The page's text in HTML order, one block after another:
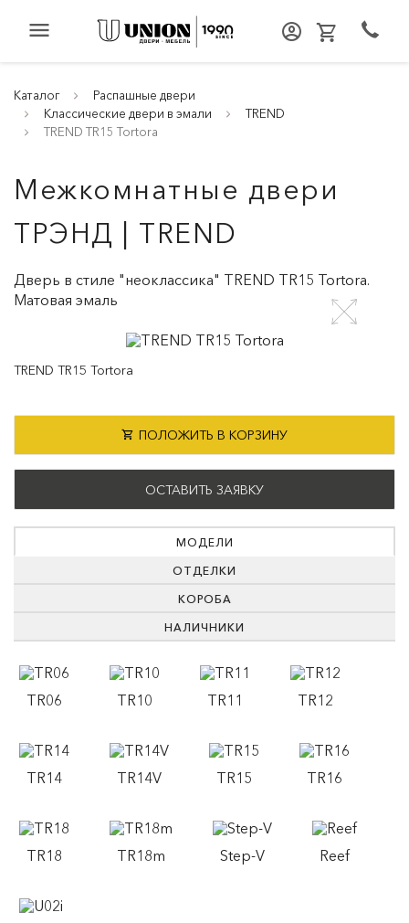
menu
Каталог
Распашные двери
Классические двери в эмали
TREND
TREND TR15 Tortora
Межкомнатные двери
ТРЭНД | TREND
Дверь в стиле "неоклассика" TREND TR15 Tortora.
Матовая эмаль
TREND TR15 Tortora
ПОЛОЖИТЬ В КОРЗИНУ
ОСТАВИТЬ ЗАЯВКУ
МОДЕЛИ
ОТДЕЛКИ
КОРОБА
НАЛИЧНИКИ
TR06 TR10 TR11 TR12
TR14 TR14V TR15 TR16
TR18 TR18m Step-V Reef